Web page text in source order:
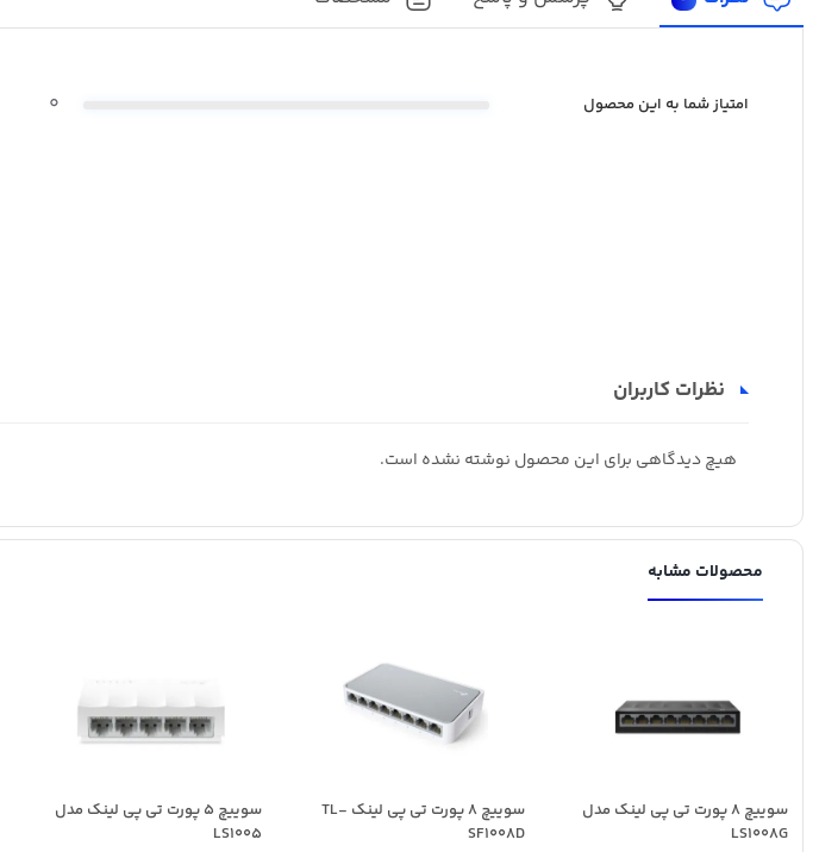
امتیاز شما به این محصول 0
نظرات کاربران
هیچ دیدگاهی برای این محصول نوشته نشده است.
محصولات مشابه
سوییچ 8 پورت تی پی لینک مدل
LS1008G
سوییچ 8 پورت تی پی لینک TL-
SF1008D
سوییچ 5 پورت تی پی لینک مدل
LS1005